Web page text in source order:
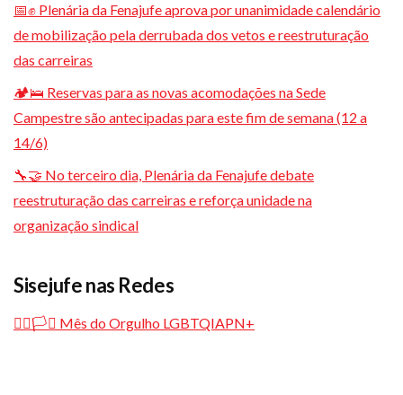
📅✊ Plenária da Fenajufe aprova por unanimidade calendário
de mobilização pela derrubada dos vetos e reestruturação
das carreiras
🏕️🛌 Reservas para as novas acomodações na Sede
Campestre são antecipadas para este fim de semana (12 a
14/6)
🔧🤝 No terceiro dia, Plenária da Fenajufe debate
reestruturação das carreiras e reforça unidade na
organização sindical
Sisejufe nas Redes
🏳️‍🌈🏳️‍⚧️ Mês do Orgulho LGBTQIAPN+